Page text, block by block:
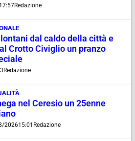
Redazione
dal caldo della città e
Crotto Civiglio un pranzo
Redazione
nel Ceresio un 25enne
202615:01 Redazione